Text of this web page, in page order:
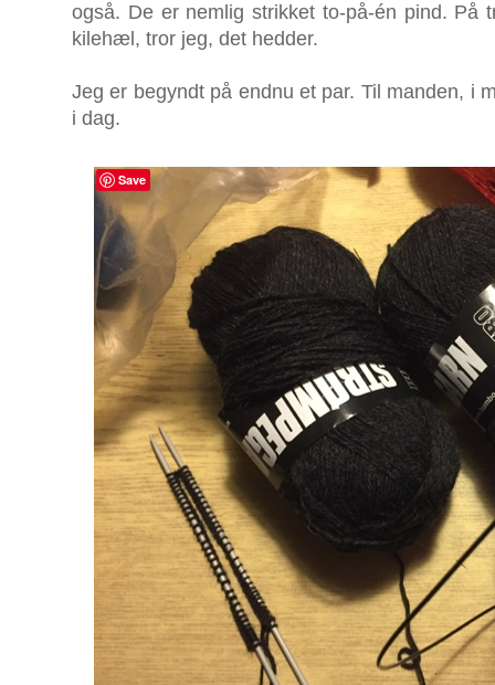
også. De er nemlig strikket to-på-én pind. På
kilehæl, tror jeg, det hedder.
Jeg er begyndt på endnu et par. Til manden, i
i dag.
Save